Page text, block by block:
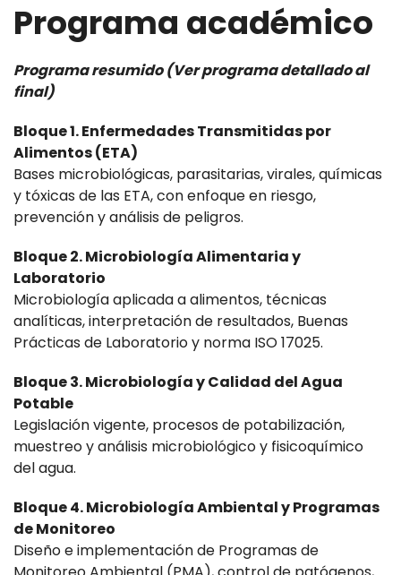
Programa académico
​​​​​​Programa resumido (Ver programa detallado al
final)
Bloque 1. Enfermedades Transmitidas por
Alimentos (ETA)
Bases microbiológicas, parasitarias, virales, químicas
y tóxicas de las ETA, con enfoque en riesgo,
prevención y análisis de peligros.
Bloque 2. Microbiología Alimentaria y
Laboratorio
Microbiología aplicada a alimentos, técnicas
analíticas, interpretación de resultados, Buenas
Prácticas de Laboratorio y norma ISO 17025.
Bloque 3. Microbiología y Calidad del Agua
Potable
Legislación vigente, procesos de potabilización,
muestreo y análisis microbiológico y fisicoquímico
del agua.
Bloque 4. Microbiología Ambiental y Programas
de Monitoreo
Diseño e implementación de Programas de